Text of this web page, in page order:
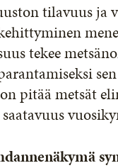
tilavuus ja
tekee
pitää metsät